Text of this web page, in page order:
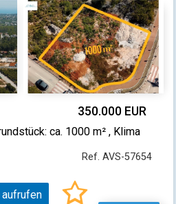
350.000 EUR
ca. 1000 m² , Klima
Ref. AVS-57654